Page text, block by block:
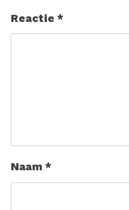
Reactie *
Naam *